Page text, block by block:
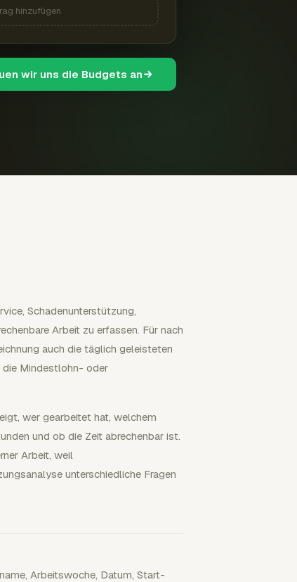
hinzufügen
wir uns die Budgets an
Schadenunterstützung,
Arbeit zu erfassen. Für nach
auch die täglich geleisteten
die Mindestlohn- oder
wer gearbeitet hat, welchem
und ob die Zeit abrechenbar ist.
Arbeit, weil
unterschiedliche Fragen
Arbeitswoche, Datum, Start-